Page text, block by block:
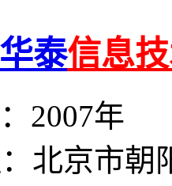
泰信息
2007年
北京市朝